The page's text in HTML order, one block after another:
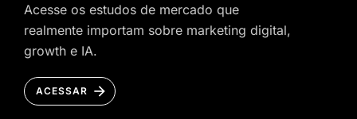
Acesse os estudos de mercado que
realmente importam sobre marketing digital,
growth e IA.
ACESSAR